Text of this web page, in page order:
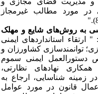
در مورد مطالب غیرمجاز
"
به روش‌های شایع و مهلک
"ارتقاء استانداردهای ایمنی
توانمندسازی کشاورزان و
دستورالعمل ایمنی سموم
نهادهای نظارتی،
زمینه شناسایی، ارجاع به
قانون در مورد عوامل